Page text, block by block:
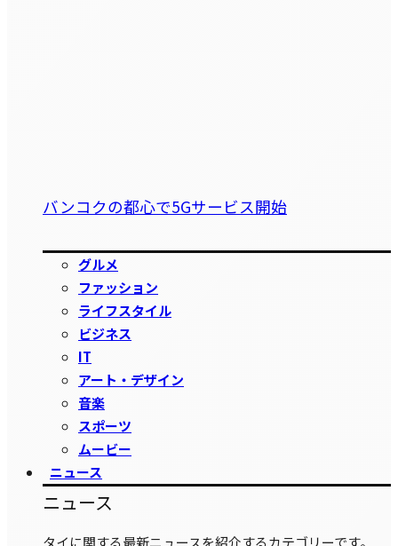
バンコクの都心で5Gサービス開始
グルメ
ファッション
ライフスタイル
ビジネス
IT
アート・デザイン
音楽
スポーツ
ムービー
ニュース
ニュース
タイに関する最新ニュースを紹介するカテゴリーです。